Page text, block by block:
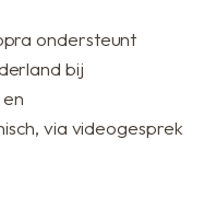
ondersteunt
bij
via videogesprek